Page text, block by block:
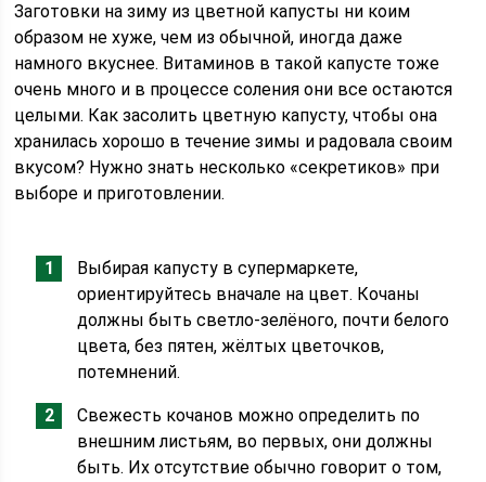
Заготовки на зиму из цветной капусты ни коим
образом не хуже, чем из обычной, иногда даже
намного вкуснее. Витаминов в такой капусте тоже
очень много и в процессе соления они все остаются
целыми. Как засолить цветную капусту, чтобы она
хранилась хорошо в течение зимы и радовала своим
вкусом? Нужно знать несколько «секретиков» при
выборе и приготовлении.
Выбирая капусту в супермаркете,
ориентируйтесь вначале на цвет. Кочаны
должны быть светло-зелёного, почти белого
цвета, без пятен, жёлтых цветочков,
потемнений.
Свежесть кочанов можно определить по
внешним листьям, во первых, они должны
быть. Их отсутствие обычно говорит о том,